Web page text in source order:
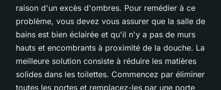
raison d'un excès d'ombres. Pour remédier à ce
problème, vous devez vous assurer que la salle de
bains est bien éclairée et qu'il n'y a pas de murs
hauts et encombrants à proximité de la douche. La
meilleure solution consiste à réduire les matières
solides dans les toilettes. Commencez par éliminer
toutes les portes et remplacez-les par une porte